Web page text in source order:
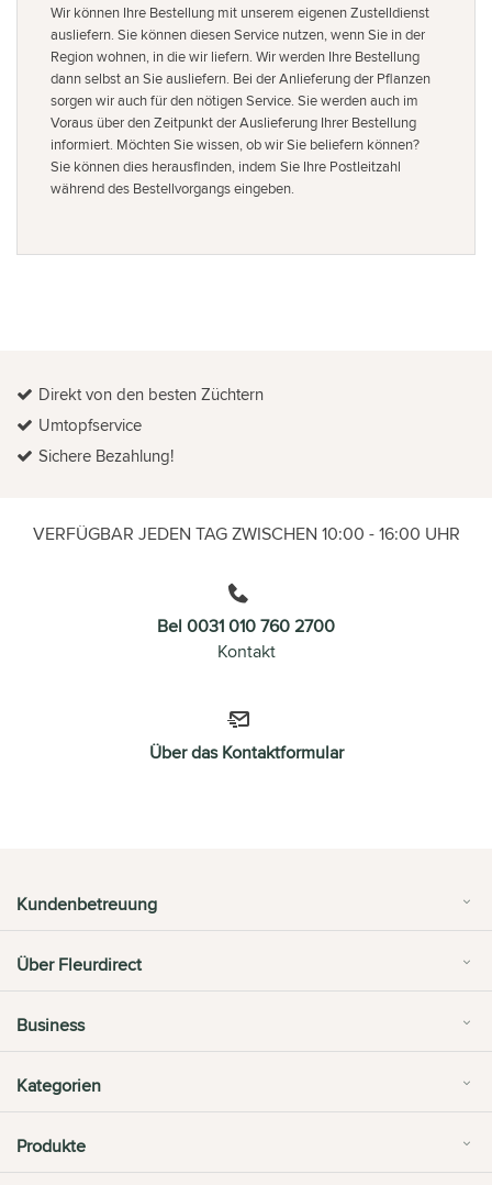
Wir können Ihre Bestellung mit unserem eigenen Zustelldienst
ausliefern. Sie können diesen Service nutzen, wenn Sie in der
Region wohnen, in die wir liefern. Wir werden Ihre Bestellung
dann selbst an Sie ausliefern. Bei der Anlieferung der Pflanzen
sorgen wir auch für den nötigen Service. Sie werden auch im
Voraus über den Zeitpunkt der Auslieferung Ihrer Bestellung
informiert. Möchten Sie wissen, ob wir Sie beliefern können?
Sie können dies herausfinden, indem Sie Ihre Postleitzahl
während des Bestellvorgangs eingeben.
Direkt von den besten Züchtern
Umtopfservice
Sichere Bezahlung!
VERFÜGBAR JEDEN TAG ZWISCHEN 10:00 - 16:00 UHR
Bel 0031 010 760 2700
Kontakt
Über das Kontaktformular
Kundenbetreuung
Über Fleurdirect
Business
Kategorien
Produkte